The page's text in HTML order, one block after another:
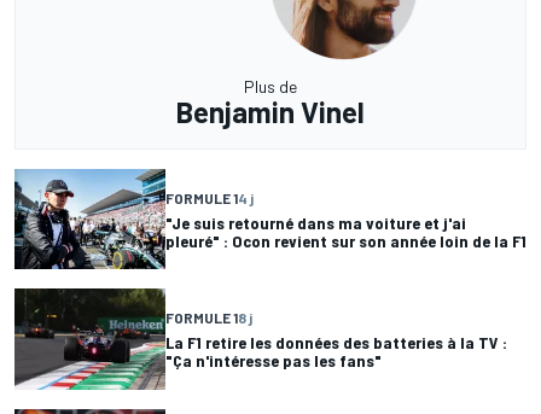
Plus de
Benjamin Vinel
FORMULE 14 j
"Je suis retourné dans ma voiture et j'ai
pleuré" : Ocon revient sur son année loin de la F1
FORMULE 18 j
La F1 retire les données des batteries à la TV :
"Ça n'intéresse pas les fans"